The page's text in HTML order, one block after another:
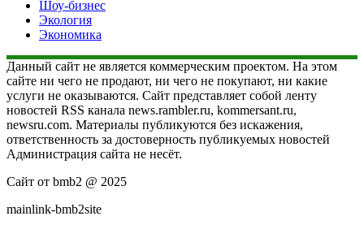
Шоу-бизнес
Экология
Экономика
Данный сайт не является коммерческим проектом. На этом
сайте ни чего не продают, ни чего не покупают, ни какие
услуги не оказываются. Сайт представляет собой ленту
новостей RSS канала news.rambler.ru, kommersant.ru,
newsru.com. Материалы публикуются без искажения,
ответственность за достоверность публикуемых новостей
Администрация сайта не несёт.
Сайт от bmb2 @ 2025
mainlink-bmb2site